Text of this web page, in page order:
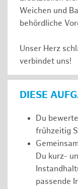
Weichen und
behördliche
Unser Herz
verbindet uns!
DIESE
Du
frühzeitig
Du kurz-
passende